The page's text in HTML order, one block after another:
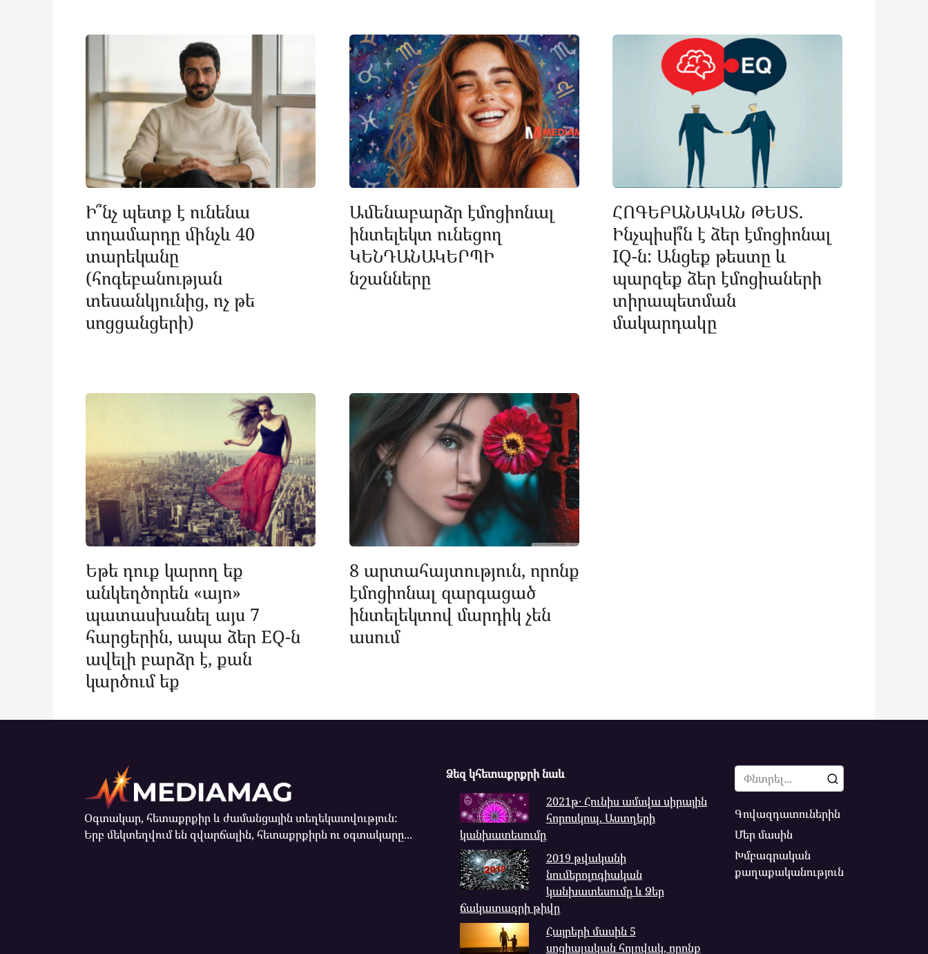
Ի՞նչ պետք է ունենա
տղամարդը մինչև 40
տարեկանը
(հոգեբանության
տեսանկյունից, ոչ թե
սոցցանցերի)
Ամենաբարձր էմոցիոնալ
ինտելեկտ ունեցող
ԿԵՆԴԱՆԱԿԵՐՊԻ
նշանները
ՀՈԳԵԲԱՆԱԿԱՆ ԹԵՍՏ.
Ինչպիսի՞ն է ձեր էմոցիոնալ
IQ-ն: Անցեք թեստը և
պարզեք ձեր էմոցիաների
տիրապետման
մակարդակը
Եթե ​​դուք կարող եք
անկեղծորեն «այո»
պատասխանել այս 7
հարցերին, ապա ձեր EQ-ն
ավելի բարձր է, քան
կարծում եք
8 արտահայտություն, որոնք
էմոցիոնալ զարգացած
ինտելեկտով մարդիկ չեն
ասում
Օգտակար, հետաքրքիր և ժամանցային տեղեկատվություն:
Երբ մեկտեղվում են զվարճալին, հետաքրքիրն ու օգտակարը...
Ձեզ կհետաքրքրի նաև
2021թ․ Հունիս ամսվա սիրային
հորոսկոպ. Աստղերի
կանխատեսումը
2019 թվականի
նումերոլոգիական
կանխատեսումը և Ձեր
ճակատագրի թիվը
Հայրերի մասին 5
սոցիալական հոլովակ, որոնք
Search
for:
Գովազդատուներին
Մեր մասին
Խմբագրական
քաղաքականություն